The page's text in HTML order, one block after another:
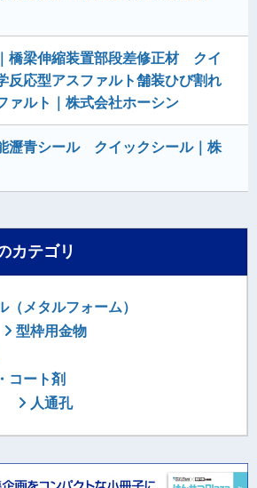
橋梁伸縮装置部段差修正材 クイ
反応型アスファルト舗装ひび割れ
ルト｜株式会社ホーシン
瀝青シール クイックシール｜株
カテゴリ
（メタルフォーム）
型枠用金物
コート剤
人通孔